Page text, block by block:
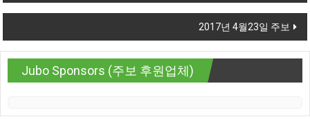
2017년 4월23일 주보
Jubo Sponsors (주보 후원업체)